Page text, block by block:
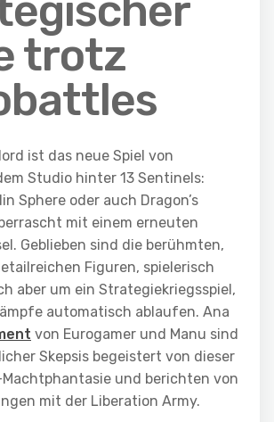
trotz
ist das neue Spiel von
Studio hinter 13 Sentinels:
Sphere oder auch Dragon’s
mit einem erneuten
Geblieben sind die berühmten,
Figuren, spielerisch
aber um ein Strategiekriegsspiel,
automatisch ablaufen. Ana
von Eurogamer und Manu sind
Skepsis begeistert von dieser
und berichten von
mit der Liberation Army.